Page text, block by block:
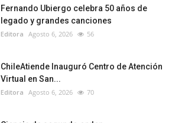
Fernando Ubiergo celebra 50 años de
legado y grandes canciones
Editora Agosto 6, 2026 56
ChileAtiende Inauguró Centro de Atención
Virtual en San...
Editora Agosto 6, 2026 70